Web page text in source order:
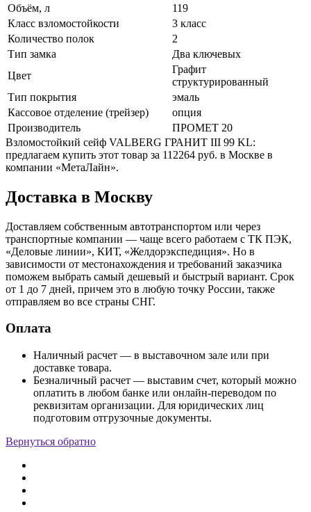
Объём, л
119
Класс взломостойкости
3 класс
Количество полок
2
Тип замка
Два ключевых
Цвет
Графит
структурированный
Тип покрытия
эмаль
Кассовое отделение (трейзер)
опция
Производитель
ПРОМЕТ 20
Взломостойкий сейф VALBERG ГРАНИТ III 99 KL:
предлагаем купить этот товар за 112264 руб. в Москве в
компании «МетаЛайн».
Доставка в Москву
Доставляем собственным автотранспортом или через
транспортные компании — чаще всего работаем с ТК ПЭК,
«Деловые линии», КИТ, «Желдорэкспедиция». Но в
зависимости от местонахождения и требований заказчика
поможем выбрать самый дешевый и быстрый вариант. Срок
от 1 до 7 дней, причем это в любую точку России, также
отправляем во все страны СНГ.
Оплата
Наличный расчет — в выставочном зале или при
доставке товара.
Безналичный расчет — выставим счет, который можно
оплатить в любом банке или онлайн-переводом по
реквизитам организации. Для юридических лиц
подготовим отгрузочные документы.
Вернуться обратно